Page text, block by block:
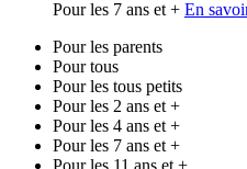
Pour les 7 ans et + En
Pour les parents
Pour tous
Pour les tous petits
Pour les 2 ans et +
Pour les 4 ans et +
Pour les 7 ans et +
Pour les 11 ans et +